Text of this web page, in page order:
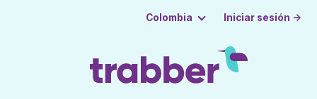
Colombia Iniciar sesión →